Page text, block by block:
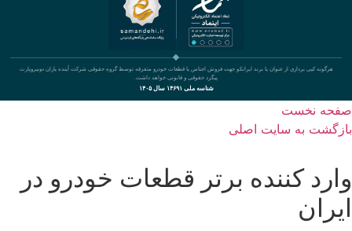
هرگونه کپی برداری از عنوان یا برند ایرانکو جهت فروش اجناس یا قطعات خودرو متفرقه توسط گروه حقوقی شرکت آینده یاران دونیروپارت
پیگرد حقوقی و قانونی خواهد داشت.
شناسه ملی ۱۴۶۹۱ سال ۱۴۰۵
صفحه نخست
بازگشت به سایت اصلی
وارد کننده برتر قطعات خودرو در
ایران